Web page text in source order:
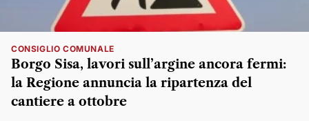
CONSIGLIO COMUNALE
Borgo Sisa, lavori sull’argine ancora fermi:
la Regione annuncia la ripartenza del
cantiere a ottobre